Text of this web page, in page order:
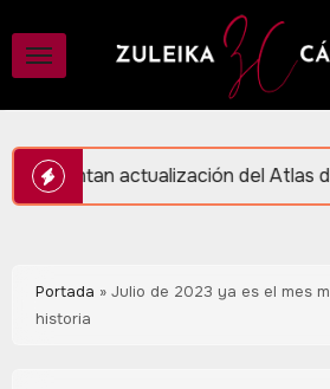
contenido
del Atlas de Peligros y Riesgos
Portada » Julio de 2023 ya es el mes
historia